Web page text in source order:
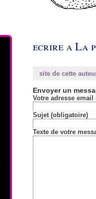
ecrire a La
site de cette
Envoyer un
Votre adresse
Sujet (obligatoire)
Texte de votre